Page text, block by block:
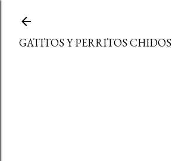
GATITOS Y PERRITOS CHIDOS